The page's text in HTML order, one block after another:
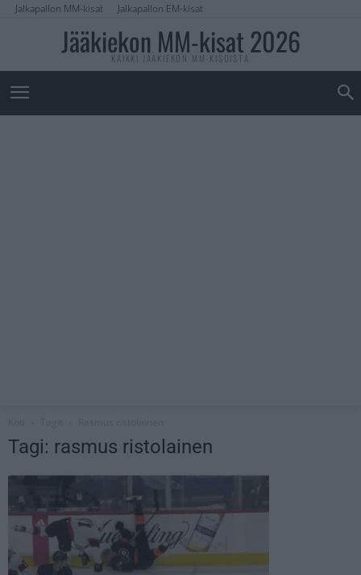
Jalkapallon MM-kisat Jalkapallon EM-kisat
Jääkiekon MM-kisat 2026
KAIKKI JÄÄKIEKON MM-KISOISTA
Tagi: rasmus ristolainen